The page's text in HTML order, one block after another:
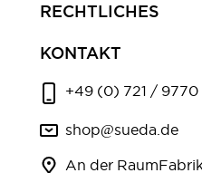
RECHTLICHES
KONTAKT
+49 (0) 721 / 9770
shop@sueda.de
An der